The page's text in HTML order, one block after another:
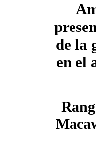
de la
en el